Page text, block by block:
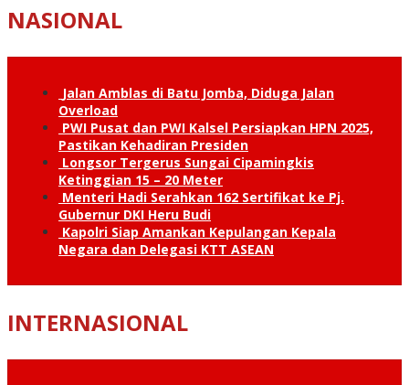
NASIONAL
Jalan Amblas di Batu Jomba, Diduga Jalan
Overload
PWI Pusat dan PWI Kalsel Persiapkan HPN 2025,
Pastikan Kehadiran Presiden
Longsor Tergerus Sungai Cipamingkis
Ketinggian 15 – 20 Meter
Menteri Hadi Serahkan 162 Sertifikat ke Pj.
Gubernur DKI Heru Budi
Kapolri Siap Amankan Kepulangan Kepala
Negara dan Delegasi KTT ASEAN
INTERNASIONAL